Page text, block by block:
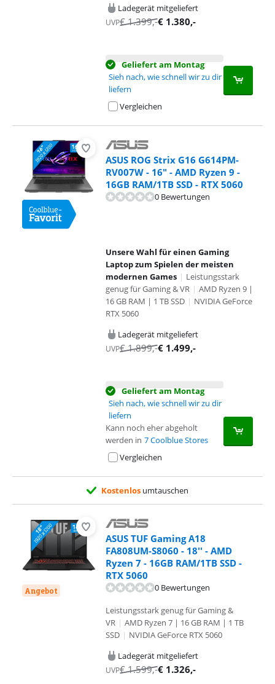
Ladegerät mitgeliefert
UVP€1.399,-€ 1.380,-
Geliefert am Montag
Sieh nach, wie schnell wir zu dir
liefern
Vergleichen
ASUS ROG Strix G16 G614PM-
RV007W - 16" - AMD Ryzen 9 -
16GB RAM/1TB SSD - RTX 5060
0 Bewertungen
Unsere Wahl für einen Gaming
Laptop zum Spielen der meisten
modernen Games | Leistungsstark
genug für Gaming & VR | AMD Ryzen 9 |
16 GB RAM | 1 TB SSD | NVIDIA GeForce
RTX 5060
Ladegerät mitgeliefert
UVP€1.899,-€ 1.499,-
Geliefert am Montag
Sieh nach, wie schnell wir zu dir
liefern
Kann noch eher abgeholt
werden in 7 Coolblue Stores
Vergleichen
Kostenlos umtauschen
Angebot
ASUS TUF Gaming A18
FA808UM-S8060 - 18'' - AMD
Ryzen 7 - 16GB RAM/1TB SSD -
RTX 5060
0 Bewertungen
Leistungsstark genug für Gaming &
VR | AMD Ryzen 7 | 16 GB RAM | 1 TB
SSD | NVIDIA GeForce RTX 5060
Ladegerät mitgeliefert
UVP€1.599,-€ 1.326,-